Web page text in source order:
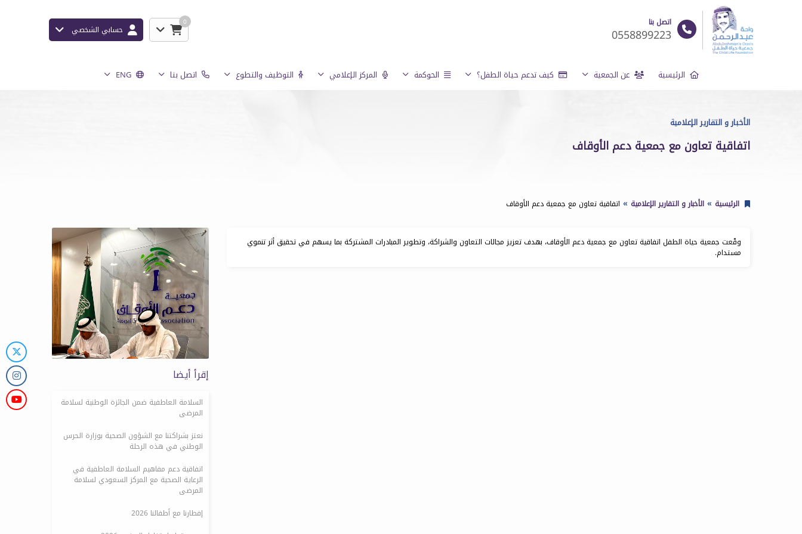
اتصل بنا
0558899223
0
حسابي الشخصي
الرئيسية عن الجمعية كيف تدعم حياة الطفل؟ الحوكمة المركز الإعلامي التوظيف والتطوع اتصل بنا ENG
الأخبار و التقارير الإعلامية
اتفاقية تعاون مع جمعية دعم الأوقاف
الرئيسية الأخبار و التقارير الإعلامية اتفاقية تعاون مع جمعية دعم الأوقاف
وقّعت جمعية حياة الطفل اتفاقية تعاون مع جمعية دعم الأوقاف، بهدف تعزيز مجالات التعاون والشراكة، وتطوير المبادرات المشتركة بما يسهم في تحقيق أثر تنموي
مستدام.
إقرأ أيضا
السلامة العاطفية ضمن الجائزة الوطنية لسلامة
المرضى
نعتز بشراكتنا مع الشؤون الصحية بوزارة الحرس
الوطني في هذه الرحلة
اتفاقية دعم مفاهيم السلامة العاطفية في
الرعاية الصحية مع المركز السعودي لسلامة
المرضى
إفطارنا مع أطفالنا 2026